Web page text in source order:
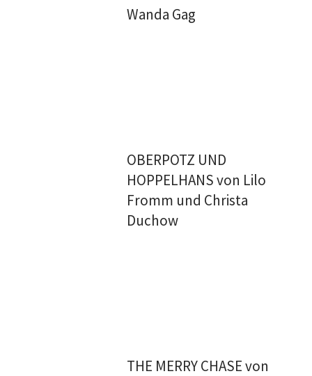
Wanda Gag
OBERPOTZ UND
HOPPELHANS von Lilo
Fromm und Christa
Duchow
THE MERRY CHASE von